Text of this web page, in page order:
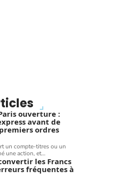
ouverture :
avant de
ordres
un compte-titres ou un
une action, et…
les Francs
fréquentes à